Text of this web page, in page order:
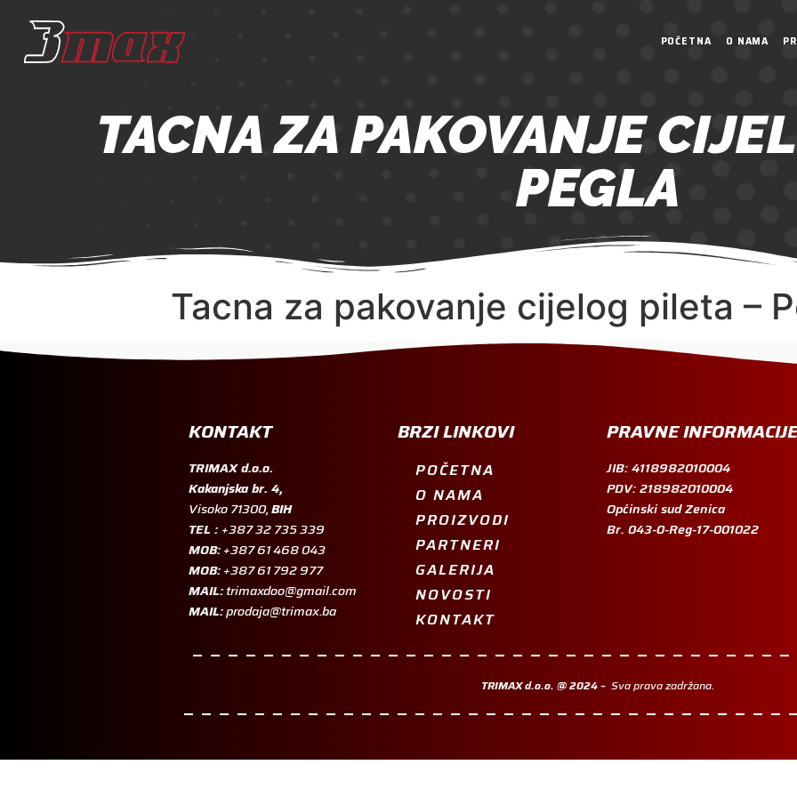
POČETNA O NAMA
TACNA ZA PAKOVANJE
PEGLA
Tacna za pakovanje cijelog pileta –
KONTAKT
TRIMAX d.o.o.
Kakanjska br. 4,
Visoko 71300,BIH
TEL : +387 32 735 339
MOB: +387 61 468 043
MOB: +387 61 792 977
MAIL:trimaxdoo@gmail.com
MAIL:prodaja@trimax.ba
BRZI LINKOVI
POČETNA
O NAMA
PROIZVODI
PARTNERI
GALERIJA
NOVOSTI
KONTAKT
PRAVNE INFORMACIJE
JIB: 4118982010004
PDV: 218982010004
Općinski sud Zenica
Br. 043-0-Reg-17-001022
TRIMAX d.o.o. @ 2024 – Sva prava zadržana.